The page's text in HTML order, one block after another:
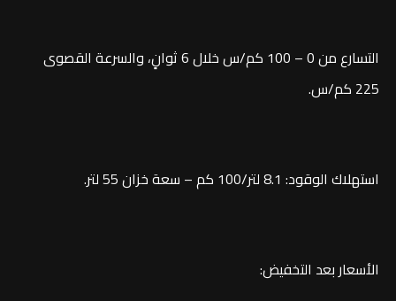
التسارع من 0 – 100 كم/س خلال 6 ثوانٍ، والسرعة القصوى
225 كم/س.
استهلاك الوقود: 8.1 لتر/100 كم – سعة خزان 55 لتر.
الأسعار بعد التخفيض: